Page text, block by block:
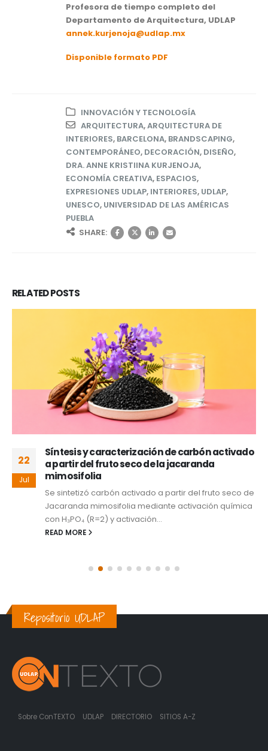
Profesora de tiempo completo del
Departamento de Arquitectura, UDLAP
annek.kurjenoja@udlap.mx
Disponible formato PDF
INNOVACIÓN Y TECNOLOGÍA
ARQUITECTURA,ARQUITECTURA DE
INTERIORES, BARCELONA, BRANDSCAPING,
CONTEMPORÁNEO, DECORACIÓN, DISEÑO,
DRA. ANNE KRISTIINA KURJENOJA,
ECONOMÍA CREATIVA, ESPACIOS,
EXPRESIONES UDLAP, INTERIORES, UDLAP,
UNESCO, UNIVERSIDAD DE LAS AMÉRICAS
PUEBLA
SHARE:
RELATEDPOSTS
22
Jul
Síntesis y caracterización de carbón activado
a partir del fruto seco de la jacaranda
mimosifolia
Se sintetizó carbón activado a partir del fruto seco de
Jacaranda mimosifolia mediante activación química
con H₃PO₄ (R=2) y activación...
READ MORE
Repositorio UDLAP
Sobre ConTEXTO UDLAP DIRECTORIO SITIOS A-Z